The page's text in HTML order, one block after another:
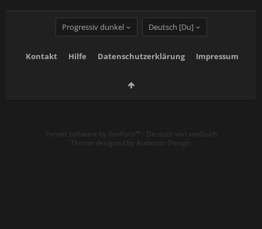
Progressiv dunkel Deutsch [Du]
Kontakt Hilfe Datenschutzerklärung Impressum
Forum software by XenForo™ - Deutsch von xenDach
Theme designed by Audentio Design.